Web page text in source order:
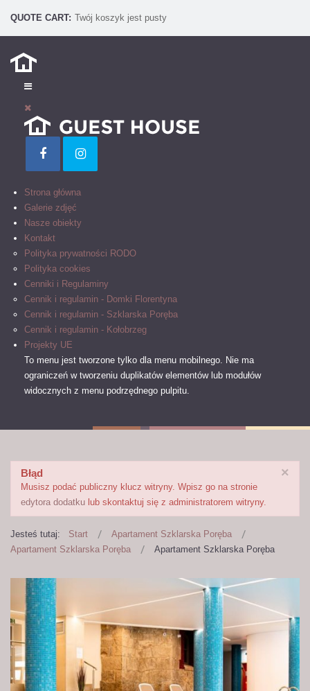
QUOTE CART: Twój koszyk jest pusty
Strona główna
Galerie zdjęć
Nasze obiekty
Kontakt
Polityka prywatności RODO
Polityka cookies
Cenniki i Regulaminy
Cennik i regulamin - Domki Florentyna
Cennik i regulamin - Szklarska Poręba
Cennik i regulamin - Kołobrzeg
Projekty UE
To menu jest tworzone tylko dla menu mobilnego.
Nie ma
ograniczeń w tworzeniu duplikatów elementów lub modułów
widocznych z menu podrzędnego pulpitu.
×
Błąd
Musisz podać publiczny klucz witryny. Wpisz go na stronie
edytora dodatku lub skontaktuj się z administratorem witryny.
Jesteś tutaj: Start
Apartament Szklarska Poręba
Apartament Szklarska Poręba
Apartament Szklarska Poręba